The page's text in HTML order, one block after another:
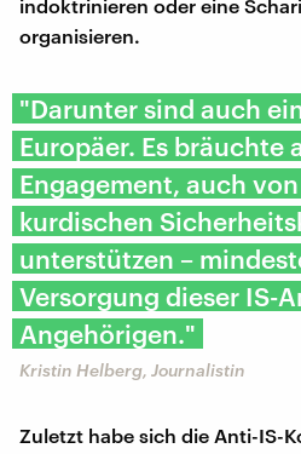
indoktrinieren oder eine
organisieren.
"Darunter sind auch
Europäer. Es bräuchte
Engagement, auch
kurdischen
unterstützen –
Versorgung dieser IS-
Angehörigen."
Kristin Helberg, Journalistin
Zuletzt habe sich die Anti-IS-